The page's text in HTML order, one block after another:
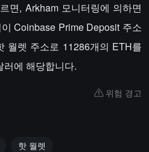
면, Arkham 모니터링에 의하면
Coinbase Prime Deposit 주소
월렛 주소로 11286개의 ETH를
러에 해당합니다.
위험 경고
핫 월렛